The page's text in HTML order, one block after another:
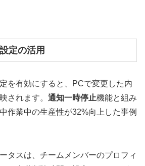
定の活用
を有効にすると、PCで変更した内
されます。 通知一時停止機能と組み
作業中の生産性が32%向上した事例
タスは、チームメンバーのプロフィ